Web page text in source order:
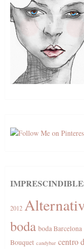
2012
boda boda Barcelona
Bouquet candybar centro